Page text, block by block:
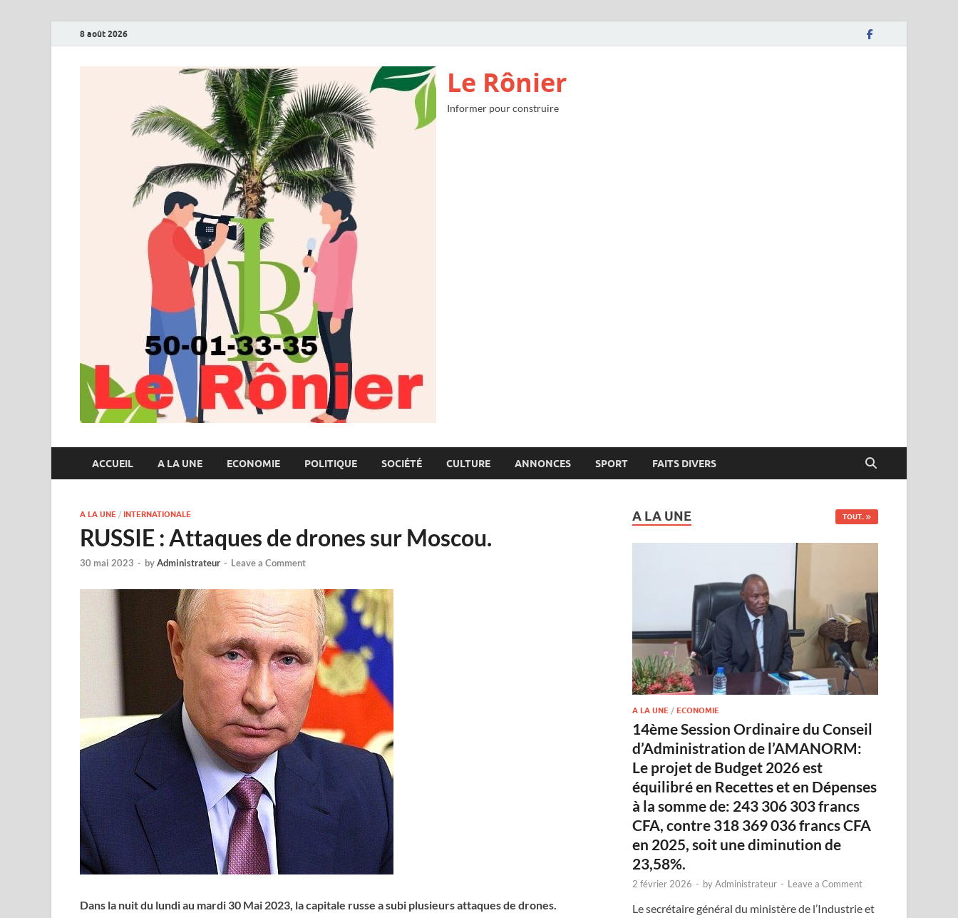
8 août 2026
Le Rônier
Informer pour construire
ACCUEIL A LA UNE ECONOMIE POLITIQUE SOCIÉTÉ CULTURE ANNONCES SPORT FAITS DIVERS
A LA UNE / INTERNATIONALE
RUSSIE : Attaques de drones sur Moscou.
30 mai 2023 - byAdministrateur - Leave a Comment
Dans la nuit du lundi au mardi 30 Mai 2023, la capitale russe a subi plusieurs attaques de drones.
A LA UNE TOUT..
A LA UNE /ECONOMIE
14ème Session Ordinaire du Conseil
d’Administration de l’AMANORM:
Le projet de Budget 2026 est
équilibré en Recettes et en Dépenses
à la somme de: 243 306 303 francs
CFA, contre 318 369 036 francs CFA
en 2025, soit une diminution de
23,58%.
2 février 2026 - byAdministrateur - Leave a Comment
Le secrétaire général du ministère de l’Industrie et